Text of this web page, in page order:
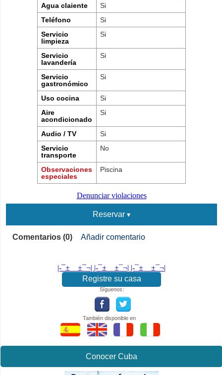
Agua claiente
Si
Teléfono
Si
Servicio
limpieza
Si
Servicio
lavandería
Si
Servicio
gastronómico
Si
Uso cocina
Si
Aire
acondicionado
Si
Audio / TV
Si
Servicio
transporte
No
Observaciones
especiales
Piscina
Denunciar violaciones
Reservar
Comentarios (0) Añadir comentario
|-¯±­__­±¯¬| |-¯±­__­±¯¬| |-¯±­__­±¯¬|
Registre su casa
Síguenos:
También disponible en
Conocer Cuba